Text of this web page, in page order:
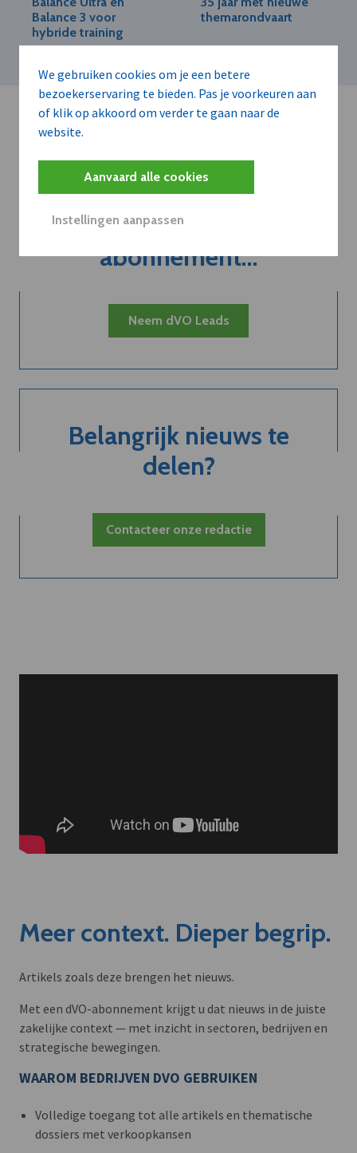
We gebruiken cookies om je een betere
bezoekerservaring te bieden. Pas je voorkeuren aan
of klik op akkoord om verder te gaan naar de
website.
Aanvaard alle cookies
Instellingen aanpassen
Balance 3 voor
hybride training
themarondvaart
Kort de voordelen
van een
abonnement...
Neem dVO Leads
Belangrijk nieuws te
delen?
Contacteer onze redactie
Meer context. Dieper begrip.
Artikels zoals deze brengen het nieuws.
Met een dVO-abonnement krijgt u dat nieuws in de juiste
zakelijke context — met inzicht in sectoren, bedrijven en
strategische bewegingen.
WAAROM BEDRIJVEN DVO GEBRUIKEN
Volledige toegang tot alle artikels en thematische
dossiers met verkoopkansen